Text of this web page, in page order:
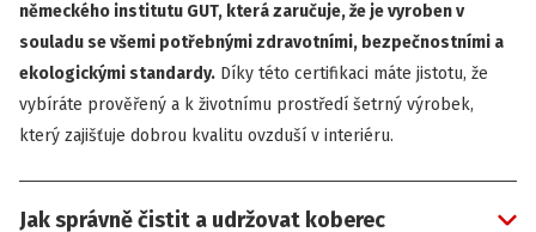
německého institutu GUT, která zaručuje, že je vyroben v
souladu se všemi potřebnými zdravotními, bezpečnostními a
ekologickými standardy. Díky této certifikaci máte jistotu, že
vybíráte prověřený a k životnímu prostředí šetrný výrobek,
který zajišťuje dobrou kvalitu ovzduší v interiéru.
Jak správně čistit a udržovat koberec